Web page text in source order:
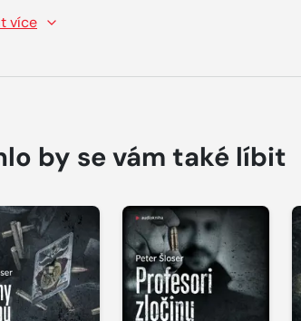
více
by se vám také líbit
Přehrát
ukázku